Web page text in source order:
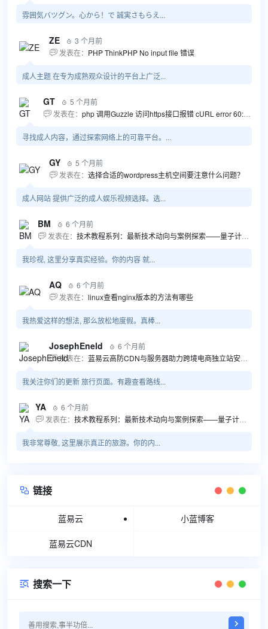
雰囲気バツグン。心から！で 誠実さもらえ...
ZE  3 个月前
 发表在： PHP ThinkPHP No input file 错误
成人主题 在专为成熟观众设计的平台上广泛...
GT  5 个月前
 发表在： php 调用Guzzle 访问https接口报错 cURL error 60: SSL certificate problem...
寻找成人内容，通过探索网络上的可靠平台。...
GY  5 个月前
 发表在： 选择合适的wordpress主机空间要注意什么问题？
成人网站 提供广泛的成人娱乐视频选择。选...
BM  6 个月前
 发表在： 技术教程系列：最新技术动向与案例探索——量子计算商业应用揭秘 该教程将深入探索最新技术动态，重点关注量子计算技术在商业领域的应用，结合具体案例阐述其背景、起因、经过和结果。同时，强调技术文档和运维文档的重要性，揭示它们在新技术发展和行业标准...
我珍视, 这里分享真实经验。你的内容 就...
AQ  6 个月前
 发表在： linux查看nginx版本的方法有哪些
我热爱这样的想法, 那么放松地度假。真棒...
JosephEneld  6 个月前
 发表在： 蓝易云高防CDN与服务器助力跨境电商独立站安全高效发展
我关注你们的更新 旅行页面。有趣查看路线...
YA  6 个月前
 发表在： 技术教程系列：最新技术动向与案例探索——量子计算商业应用揭秘 该教程将深入探索最新技术动态，重点关注量子计算技术在商业领域的应用，结合具体案例阐述其背景、起因、经过和结果。同时，强调技术文档和运维文档的重要性，揭示它们在新技术发展和行业标准...
我非常尊敬, 这里展示真正的旅游。你的内...
 链接
蓝易云 小蓝博客
蓝易云CDN
 搜索一下